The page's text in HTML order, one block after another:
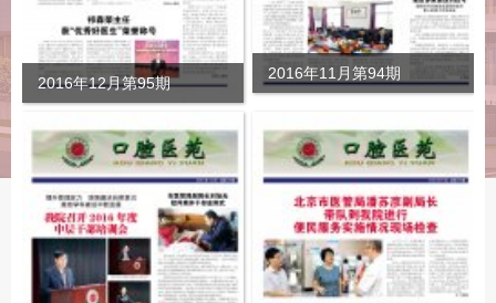
2016年12月第95期
2016年11月第94期